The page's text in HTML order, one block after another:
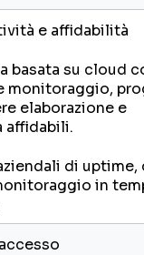
e affidabilità
basata su cloud
monitoraggio,
elaborazione e
affidabili.
di uptime,
in